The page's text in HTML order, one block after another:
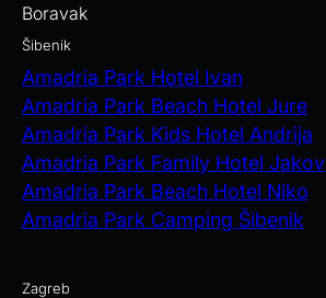
Boravak
Šibenik
Amadria Park Hotel Ivan
Amadria Park Beach Hotel Jure
Amadria Park Kids Hotel Andrija
Amadria Park Family Hotel Jakov
Amadria Park Beach Hotel Niko
Amadria Park Camping Šibenik
Zagreb